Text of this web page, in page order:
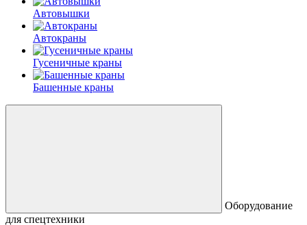
Автовышки
Автокраны
Гусеничные краны
Башенные краны
Оборудование
для спецтехники